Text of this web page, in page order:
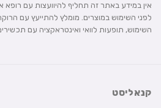
אין במידע באתר זה תחליף להיוועצות עם רופא או
לפני השימוש במוצרים. מומלץ להתייעץ עם הרוקח
השימוש, תופעות לוואי ואינטראקציה עם תכשירים
קנאליסט